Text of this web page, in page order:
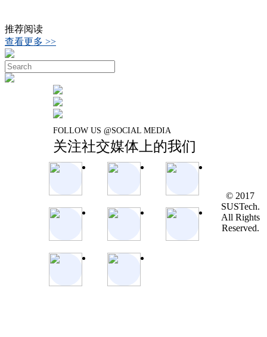
推荐阅读
查看更多 >>
FOLLOW US @SOCIAL MEDIA
关注社交媒体上的我们
© 2017
SUSTech.
All Rights
Reserved.